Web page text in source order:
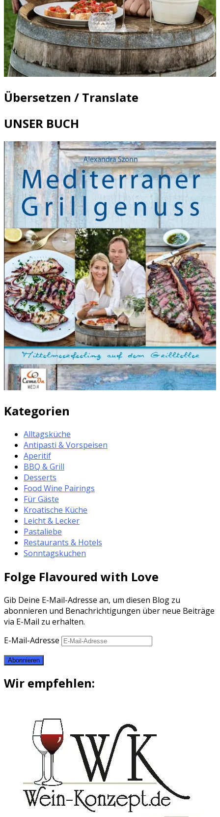
Übersetzen / Translate
UNSER BUCH
Kategorien
Alltagsküche
Antipasti & Vorspeisen
Aperitif
BBQ & Grill
Desserts
Food Wine Pairings
Für Gäste
Kroatische Küche
Leicht & Lecker
Pastaliebe
Restaurants & Hotels
Sonntagskuchen
Folge Flavoured with Love
Gib Deine E-Mail-Adresse an, um diesen Blog zu
abonnieren und Benachrichtigungen über neue Beiträge
via E-Mail zu erhalten.
E-Mail-Adresse
Abonnieren
Wir empfehlen: